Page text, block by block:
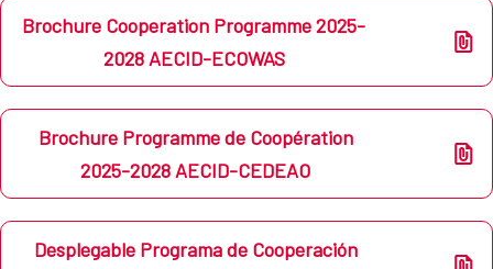
Brochure Cooperation Programme 2025-
2028 AECID-ECOWAS
Brochure Programme de Coopération
2025-2028 AECID-CEDEAO
Desplegable Programa de Cooperación